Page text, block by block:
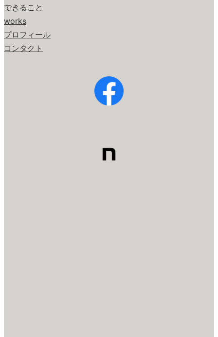
できること
works
プロフィール
コンタクト